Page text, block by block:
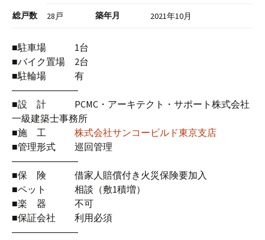
総戸数 28戸 築年月 2021年10月
■駐車場 1台
■バイク置場 2台
■駐輪場 有
―――――――
■設 計 PCMC・アーキテクト・サポート株式会社
一級建築士事務所
■施 工 株式会社サンコービルド東京支店
■管理形式 巡回管理
―――――――
■保 険 借家人賠償付き火災保険要加入
■ペット 相談（敷1積増）
■楽 器 不可
■保証会社 利用必須
―――――――